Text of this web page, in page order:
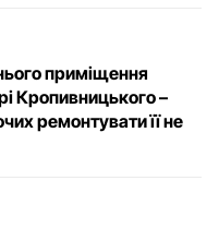
приміщення
Кропивницького –
ремонтувати її не